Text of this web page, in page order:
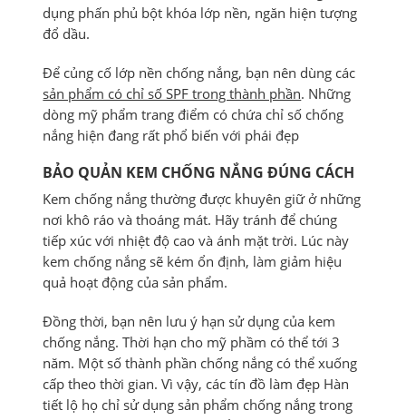
dụng phấn phủ bột khóa lớp nền, ngăn hiện tượng
đổ dầu.
Để củng cố lớp nền chống nắng, bạn nên dùng các
sản phẩm có chỉ số SPF trong thành phần. Những
dòng mỹ phẩm trang điểm có chứa chỉ số chống
nắng hiện đang rất phổ biến với phái đẹp
BẢO QUẢN KEM CHỐNG NẮNG ĐÚNG CÁCH
Kem chống nắng thường được khuyên giữ ở những
nơi khô ráo và thoáng mát. Hãy tránh để chúng
tiếp xúc với nhiệt độ cao và ánh mặt trời. Lúc này
kem chống nắng sẽ kém ổn định, làm giảm hiệu
quả hoạt động của sản phẩm.
Đồng thời, bạn nên lưu ý hạn sử dụng của kem
chống nắng. Thời hạn cho mỹ phầm có thể tới 3
năm. Một số thành phần chống nắng có thể xuống
cấp theo thời gian. Vì vậy, các tín đồ làm đẹp Hàn
tiết lộ họ chỉ sử dụng sản phẩm chống nắng trong